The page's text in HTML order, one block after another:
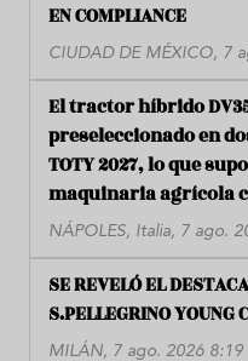
EN COMPLIANCE
CIUDAD DE MÉXICO, 7
El tractor híbrido
preseleccionado en
TOTY 2027, lo que
maquinaria agrícola
NÁPOLES, Italia, 7 ago.
SE REVELÓ EL
S.PELLEGRINO YOUNG
MILÁN, 7 ago. 2026 8:19